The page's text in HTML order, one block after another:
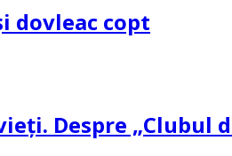
dovleac copt
Despre „Clubul